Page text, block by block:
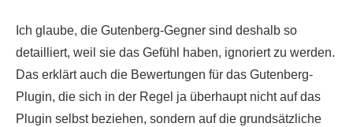
Ich glaube, die Gutenberg-Gegner sind deshalb so
detailliert, weil sie das Gefühl haben, ignoriert zu werden.
Das erklärt auch die Bewertungen für das Gutenberg-
Plugin, die sich in der Regel ja überhaupt nicht auf das
Plugin selbst beziehen, sondern auf die grundsätzliche